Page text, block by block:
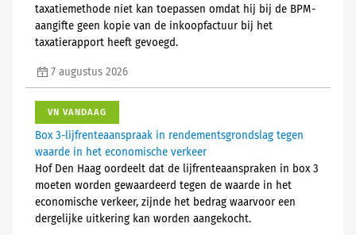
taxatiemethode niet kan toepassen omdat hij bij de BPM-
aangifte geen kopie van de inkoopfactuur bij het
taxatierapport heeft gevoegd.
7 augustus 2026
VN VANDAAG
Box 3-lijfrenteaanspraak in rendementsgrondslag tegen
waarde in het economische verkeer
Hof Den Haag oordeelt dat de lijfrenteaanspraken in box 3
moeten worden gewaardeerd tegen de waarde in het
economische verkeer, zijnde het bedrag waarvoor een
dergelijke uitkering kan worden aangekocht.